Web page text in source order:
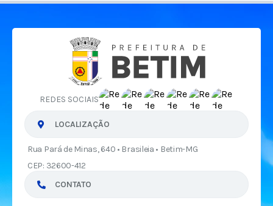
REDES SOCIAIS
LOCALIZAÇÃO
Rua Pará de Minas, 640 • Brasileia • Betim-MG
CEP: 32600-412
CONTATO